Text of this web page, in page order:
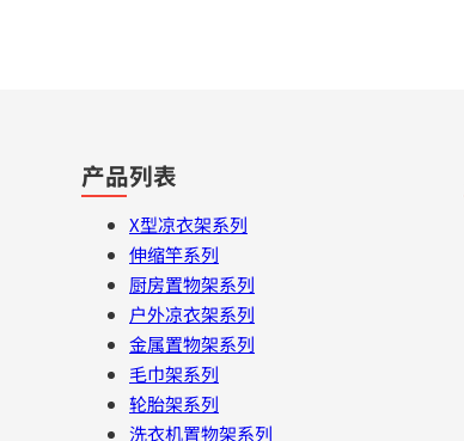
产品列表
X型凉衣架系列
伸缩竿系列
厨房置物架系列
户外凉衣架系列
金属置物架系列
毛巾架系列
轮胎架系列
洗衣机置物架系列